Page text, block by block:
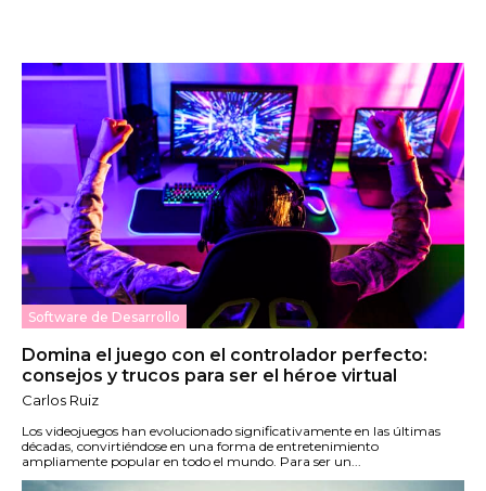
Software de Desarrollo
Domina el juego con el controlador perfecto:
consejos y trucos para ser el héroe virtual
Carlos Ruiz
Los videojuegos han evolucionado significativamente en las últimas
décadas, convirtiéndose en una forma de entretenimiento
ampliamente popular en todo el mundo. Para ser un...